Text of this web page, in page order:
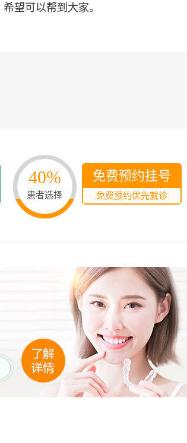
望可以帮到大家。
40%
患者选择
免费预约挂号
免费预约优先就诊